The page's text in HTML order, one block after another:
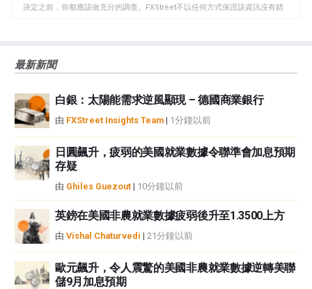
板
決定之前，你都應該做充分的調查。FXStreet不以任何方式保證該資訊沒有錯
觀點，並不代表FXStreet或其廣告商的官方政策或立場。作者不對本頁連結的
如果文章正文中沒有明確提到，在撰寫本文時，作者在本文中提到的任何股票
中都沒有頭寸，也沒有與文中提到的任何公司有業務關係。除了FXStreet，作
者沒有收到撰寫這篇文章的報酬。
FXStreet和作者不提供個性化的建議。作者對該資訊的準確性、完整性或適用
性不作任何陳述。FXStreet和作者將不承擔任何錯誤，遺漏或任何損失，傷害
或損害由此資訊及其顯示或使用引起的。錯誤和遺漏除外。本文作者和
FXStreet並非註冊投資顧問，本文內容無意提供任何投資建議。
最新新聞
白銀：太陽能需求逆風顯現 – 德國商業銀行
由 FXStreet Insights Team | 1分鐘以前
日圓飆升，疲弱的美國就業數據令聯準會加息預期
存疑
由 Ghiles Guezout | 10分鐘以前
英鎊在美國非農就業數據疲弱後升至1.3500上方
由 Vishal Chaturvedi | 21分鐘以前
歐元飆升，令人震驚的美國非農就業數據逆轉美聯
儲9月加息預期